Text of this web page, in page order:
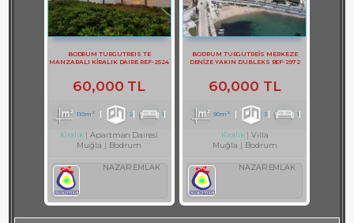
BODRUM TURGUTREIS TE
MANZARALI KİRALIK DAIRE REF-2524
60,000 TL
110m² 2 1
Kiralık
Apartman Dairesi
Muğla
Bodrum
NAZAR EMLAK
BODRUM TURGUTREİS MERKEZE
DENİZE YAKIN DUBLEKS REF-2972
60,000 TL
90m² 3 1
Kiralık
Villa
Muğla
Bodrum
NAZAR EMLAK